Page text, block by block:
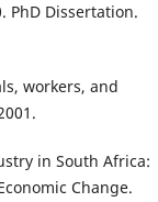
PhD Dissertation.
workers, and
in South Africa:
Change.